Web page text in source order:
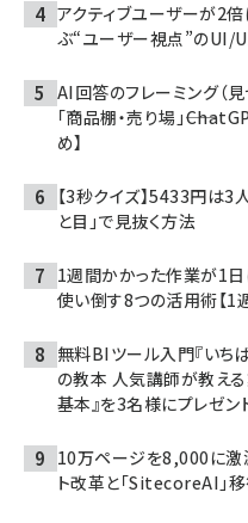
アクティブユーザーが2
ぶ“ユーザー視点”のUI/
AI回答のフレーミング（
「商品棚・売り場」
め】
【3秒クイズ】5433円は3
と目」で見抜く方法
1週間かかった作業が1
使い倒す8つの活用術【1
無料BIツール入門『いち
の教本 人気講師が教え
基本』を3名様にプレゼン
10万ページを8,000に激
ト改革と「SitecoreAI」